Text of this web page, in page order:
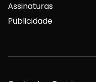
Assinaturas
Publicidade